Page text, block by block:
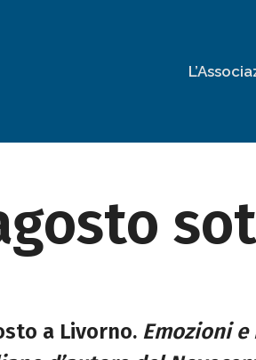
a Livorno. Emozioni e